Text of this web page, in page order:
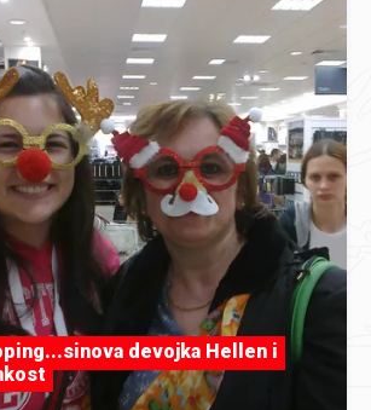
devojka Hellen i